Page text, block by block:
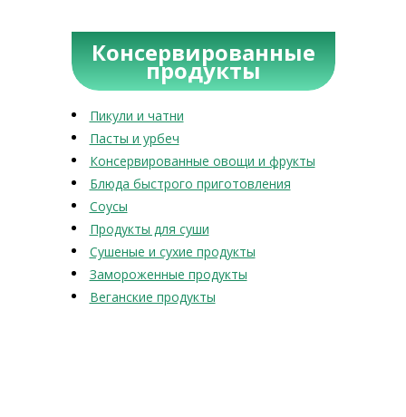
Консервированные
продукты
Пикули и чатни
Пасты и урбеч
Консервированные овощи и фрукты
Блюда быстрого приготовления
Соусы
Продукты для суши
Сушеные и сухие продукты
Замороженные продукты
Веганские продукты